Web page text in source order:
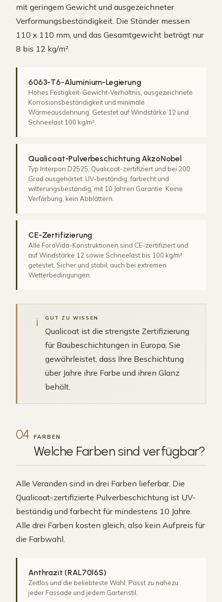
mit geringem Gewicht und ausgezeichneter
Verformungsbeständigkeit. Die Ständer messen
110 x 110 mm, und das Gesamtgewicht beträgt nur
8 bis 12 kg/m².
6063-T6-Aluminium-Legierung
Hohes Festigkeit-Gewicht-Verhältnis, ausgezeichnete
Korrosionsbeständigkeit und minimale
Wärmeausdehnung. Getestet auf Windstärke 12 und
Schneelast 100 kg/m².
Qualicoat-Pulverbeschichtung AkzoNobel
Typ Interpon D2525, Qualicoat-zertifiziert und bei 200
Grad ausgehärtet. UV-beständig, farbecht und
witterungsbeständig, mit 10 Jahren Garantie. Keine
Verfärbung, kein Abblättern.
CE-Zertifizierung
Alle ForaVida-Konstruktionen sind CE-zertifiziert und
auf Windstärke 12 sowie Schneelast bis 100 kg/m²
getestet. Sicher und stabil, auch bei extremen
Wetterbedingungen.
i GUT ZU WISSEN
Qualicoat ist die strengste Zertifizierung
für Baubeschichtungen in Europa. Sie
gewährleistet, dass Ihre Beschichtung
über Jahre ihre Farbe und ihren Glanz
behält.
04 FARBEN
Welche Farben sind verfügbar?
Alle Veranden sind in drei Farben lieferbar. Die
Qualicoat-zertifizierte Pulverbeschichtung ist UV-
beständig und farbecht für mindestens 10 Jahre.
Alle drei Farben kosten gleich, also kein Aufpreis für
die Farbwahl.
Anthrazit (RAL7016S)
Zeitlos und die beliebteste Wahl. Passt zu nahezu
jeder Fassade und jedem Gartenstil.